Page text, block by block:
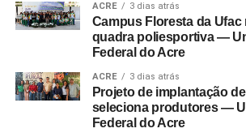
ACRE 3 dias atrás
Campus Floresta da Ufac
quadra poliesportiva —
Federal do Acre
ACRE 3 dias atrás
Projeto de implantação
seleciona produtores —
Federal do Acre